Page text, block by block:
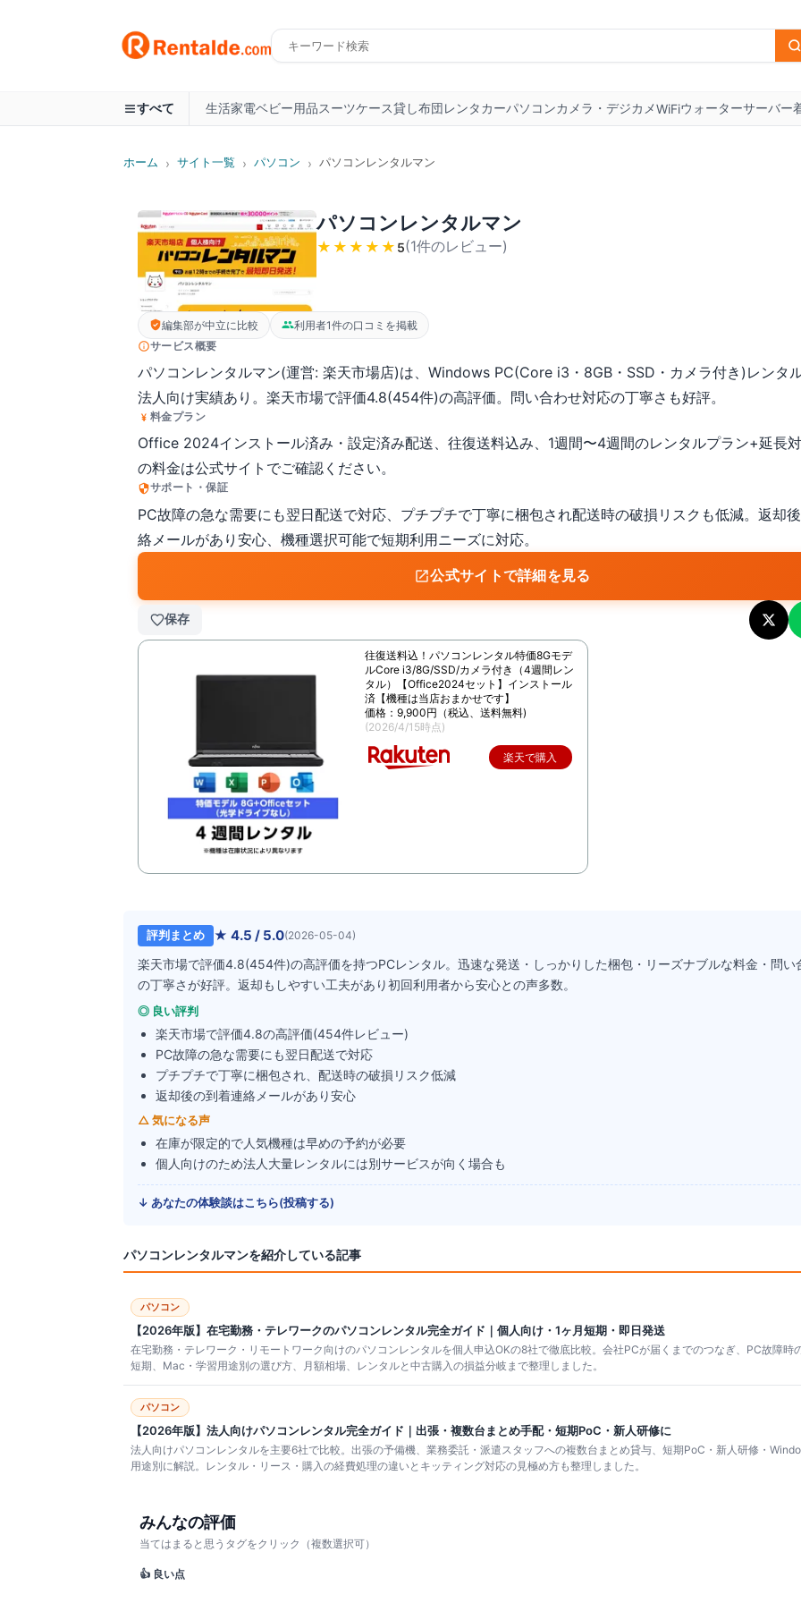
すべて 生活家電ベビー用品スーツケース貸し布団レンタカーパソコンカメラ・デジカメWiFiウォーターサーバー
ホーム › サイト一覧 › パソコン › パソコンレンタルマン
パソコンレンタルマン
★★★★★ 5(1件のレビュー)
編集部が中立に比較
利用者1件の口コミを掲載
サービス概要
パソコンレンタルマン(運営: 楽天市場店)は、Windows PC(Core i3・8GB・SSD・カメラ付き)レンタル
法人向け実績あり。楽天市場で評価4.8(454件)の高評価。問い合わせ対応の丁寧さも好評。
料金プラン
Office 2024インストール済み・設定済み配送、往復送料込み、1週間〜4週間のレンタルプラン+延長
の料金は公式サイトでご確認ください。
サポート・保証
PC故障の急な需要にも翌日配送で対応、プチプチで丁寧に梱包され配送時の破損リスクも低減。返却
絡メールがあり安心、機種選択可能で短期利用ニーズに対応。
公式サイトで詳細を見る
保存
往復送料込！パソコンレンタル特価8Gモデ
ルCore i3/8G/SSD/カメラ付き（4週間レン
タル）【Office2024セット】インストール
済【機種は当店おまかせです】
価格：9,900円（税込、送料無料)
(2026/4/15時点)
楽天で購入
評判まとめ ★ 4.5 / 5.0(2026-05-04)
楽天市場で評価4.8(454件)の高評価を持つPCレンタル。迅速な発送・しっかりした梱包・リーズナブルな料金・問い
の丁寧さが好評。返却もしやすい工夫があり初回利用者から安心との声多数。
◎ 良い評判
楽天市場で評価4.8の高評価(454件レビュー)
PC故障の急な需要にも翌日配送で対応
プチプチで丁寧に梱包され、配送時の破損リスク低減
返却後の到着連絡メールがあり安心
△ 気になる声
在庫が限定的で人気機種は早めの予約が必要
個人向けのため法人大量レンタルには別サービスが向く場合も
↓ あなたの体験談はこちら(投稿する)
パソコンレンタルマンを紹介している記事
パソコン
【2026年版】在宅勤務・テレワークのパソコンレンタル完全ガイド｜個人向け・1ヶ月短期・即日発送
在宅勤務・テレワーク・リモートワーク向けのパソコンレンタルを個人申込OKの8社で徹底比較。会社PCが届くまでのつなぎ、PC故障時
短期、Mac・学習用途別の選び方、月額相場、レンタルと中古購入の損益分岐まで整理しました。
パソコン
【2026年版】法人向けパソコンレンタル完全ガイド｜出張・複数台まとめ手配・短期PoC・新人研修に
法人向けパソコンレンタルを主要6社で比較。出張の予備機、業務委託・派遣スタッフへの複数台まとめ貸与、短期PoC・新人研修・
用途別に解説。レンタル・リース・購入の経費処理の違いとキッティング対応の見極め方も整理しました。
みんなの評価
当てはまると思うタグをクリック（複数選択可）
👍 良い点